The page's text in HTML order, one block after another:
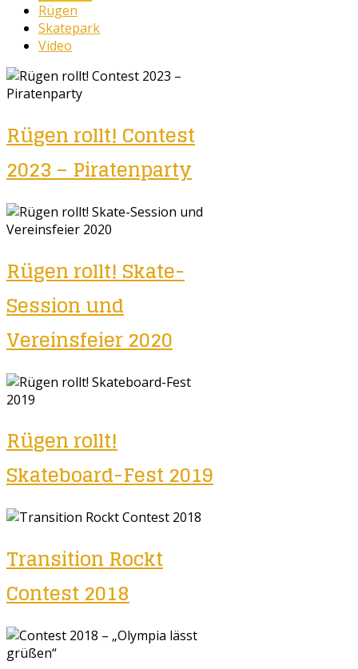
Rügen
Skatepark
Video
Rügen rollt! Contest
2023 – Piratenparty
Rügen rollt! Skate-
Session und
Vereinsfeier 2020
Rügen rollt!
Skateboard-Fest 2019
Transition Rockt
Contest 2018